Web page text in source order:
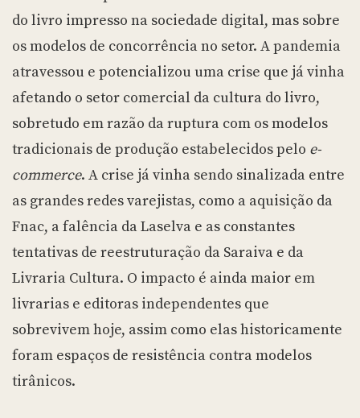
do livro impresso na sociedade digital, mas sobre
os modelos de concorrência no setor. A pandemia
atravessou e potencializou uma crise que já vinha
afetando o setor comercial da cultura do livro,
sobretudo em razão da ruptura com os modelos
tradicionais de produção estabelecidos pelo e-
commerce. A crise já vinha sendo sinalizada entre
as grandes redes varejistas, como a aquisição da
Fnac, a falência da Laselva e as constantes
tentativas de reestruturação da Saraiva e da
Livraria Cultura. O impacto é ainda maior em
livrarias e editoras independentes que
sobrevivem hoje, assim como elas historicamente
foram espaços de resistência contra modelos
tirânicos.